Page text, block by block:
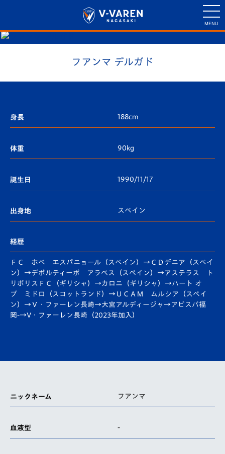
フアンマ デルガド
身長 188cm
体重 90kg
誕生日 1990/11/17
出身地 スペイン
経歴
ＦＣ ホベ エスパニョール（スペイン）→ＣＤデニア（スペイ
ン）→デポルティーボ アラべス（スペイン）→アステラス ト
リポリスＦＣ（ギリシャ）→カロニ（ギリシャ）→ハート オ
ブ ミドロ（スコットランド）→ＵＣＡＭ ムルシア（スペイ
ン）→Ｖ・ファーレン長崎→大宮アルディージャ→アビスパ福
岡-→V・ファーレン長崎（2023年加入）
ニックネーム フアンマ
血液型 -